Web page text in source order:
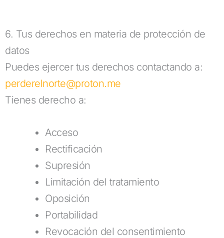
6. Tus derechos en materia de protección de
datos
Puedes ejercer tus derechos contactando a:
perderelnorte@proton.me
Tienes derecho a:
Acceso
Rectificación
Supresión
Limitación del tratamiento
Oposición
Portabilidad
Revocación del consentimiento